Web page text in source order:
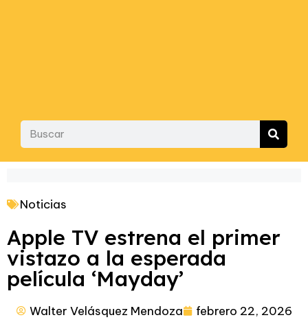
Noticias
Apple TV estrena el primer
vistazo a la esperada
película ‘Mayday’
Walter Velásquez Mendoza febrero 22, 2026